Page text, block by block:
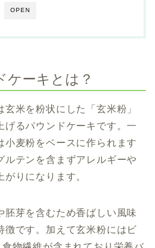
OPEN
ケーキとは？
米を粉状にした「玄米粉」
げるパウンドケーキです。一
小麦粉をベースに作られます
ルテンを含まずアレルギーや
りになります。
胚芽を含むため香ばしい風味
徴です。加えて玄米粉にはビ